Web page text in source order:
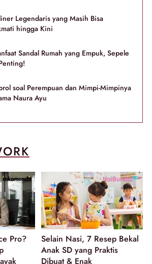
Legendaris yang Masih Bisa
hingga Kini
Sandal Rumah yang Empuk, Sepele
soal Perempuan dan Mimpi-Mimpinya
Naura Ayu
Pro?
Selain Nasi, 7 Resep Bekal
Anak SD yang Praktis
Dibuat & Enak